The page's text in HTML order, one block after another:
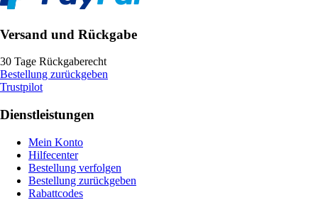
Versand und Rückgabe
30 Tage Rückgaberecht
Bestellung zurückgeben
Trustpilot
Dienstleistungen
Mein Konto
Hilfecenter
Bestellung verfolgen
Bestellung zurückgeben
Rabattcodes